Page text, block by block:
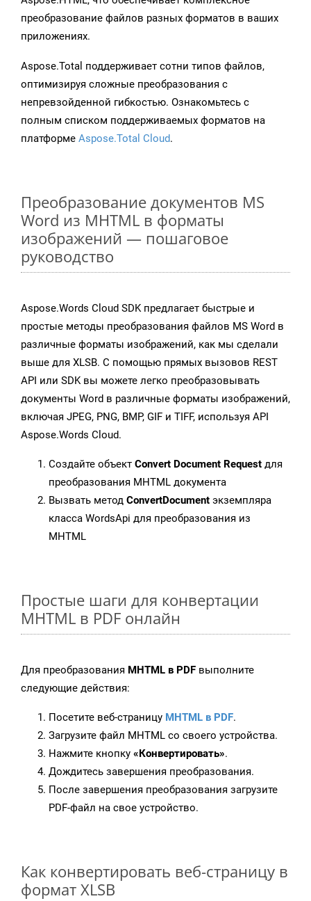
преобразование файлов разных форматов в ваших
приложениях.
Aspose.Total поддерживает сотни типов файлов,
оптимизируя сложные преобразования с
непревзойденной гибкостью. Ознакомьтесь с
полным списком поддерживаемых форматов на
платформе Aspose.Total Cloud.
Преобразование документов MS
Word из MHTML в форматы
изображений — пошаговое
руководство
Aspose.Words Cloud SDK предлагает быстрые и
простые методы преобразования файлов MS Word в
различные форматы изображений, как мы сделали
выше для XLSB. С помощью прямых вызовов REST
API или SDK вы можете легко преобразовывать
документы Word в различные форматы изображений,
включая JPEG, PNG, BMP, GIF и TIFF, используя API
Aspose.Words Cloud.
Создайте объект Convert Document Request для
преобразования MHTML документа
Вызвать метод ConvertDocument экземпляра
класса WordsApi для преобразования из
MHTML
Простые шаги для конвертации
MHTML в PDF онлайн
Для преобразования MHTML в PDF выполните
следующие действия:
Посетите веб-страницу MHTML в PDF.
Загрузите файл MHTML со своего устройства.
Нажмите кнопку «Конвертировать».
Дождитесь завершения преобразования.
После завершения преобразования загрузите
PDF-файл на свое устройство.
Как конвертировать веб-страницу в
формат XLSB